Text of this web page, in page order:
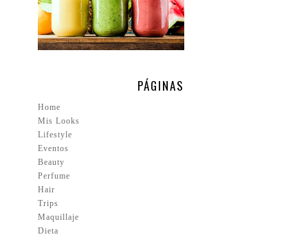
PÁGINAS
Home
Mis Looks
Lifestyle
Eventos
Beauty
Perfume
Hair
Trips
Maquillaje
Dieta